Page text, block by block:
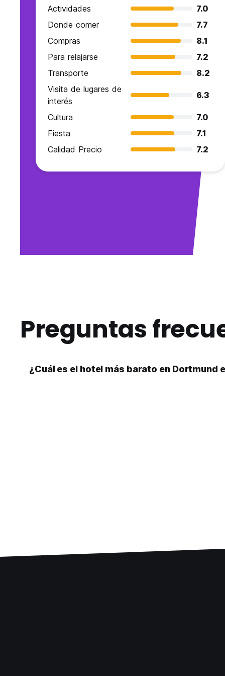
Actividades
7.0
Donde comer
7.7
Compras
8.1
Para relajarse
7.2
Transporte
8.2
Visita de lugares de
interés
6.3
Cultura
7.0
Fiesta
7.1
Calidad Precio
7.2
Preguntas
¿Cuál es el hotel más barato en Dortmund